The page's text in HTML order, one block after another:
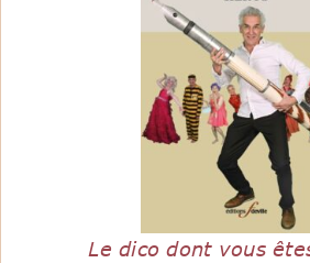
Le dico dont vous